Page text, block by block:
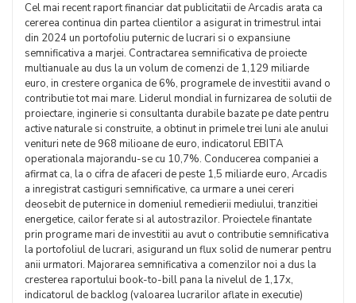
Cel mai recent raport financiar dat publicitatii de Arcadis arata ca
cererea continua din partea clientilor a asigurat in trimestrul intai
din 2024 un portofoliu puternic de lucrari si o expansiune
semnificativa a marjei. Contractarea semnificativa de proiecte
multianuale au dus la un volum de comenzi de 1,129 miliarde
euro, in crestere organica de 6%, programele de investitii avand o
contributie tot mai mare. Liderul mondial in furnizarea de solutii de
proiectare, inginerie si consultanta durabile bazate pe date pentru
active naturale si construite, a obtinut in primele trei luni ale anului
venituri nete de 968 milioane de euro, indicatorul EBITA
operationala majorandu-se cu 10,7%. Conducerea companiei a
afirmat ca, la o cifra de afaceri de peste 1,5 miliarde euro, Arcadis
a inregistrat castiguri semnificative, ca urmare a unei cereri
deosebit de puternice in domeniul remedierii mediului, tranzitiei
energetice, cailor ferate si al autostrazilor. Proiectele finantate
prin programe mari de investitii au avut o contributie semnificativa
la portofoliul de lucrari, asigurand un flux solid de numerar pentru
anii urmatori. Majorarea semnificativa a comenzilor noi a dus la
cresterea raportului book-to-bill pana la nivelul de 1,17x,
indicatorul de backlog (valoarea lucrarilor aflate in executie)